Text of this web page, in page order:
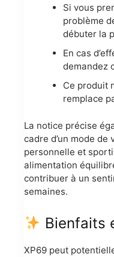
Si vous
problème
débuter la
En cas
demandez
Ce produit
remplace
La notice précise
cadre d’un mode
personnelle et
alimentation
contribuer à un
semaines.
Bienfaits
XP69 peut